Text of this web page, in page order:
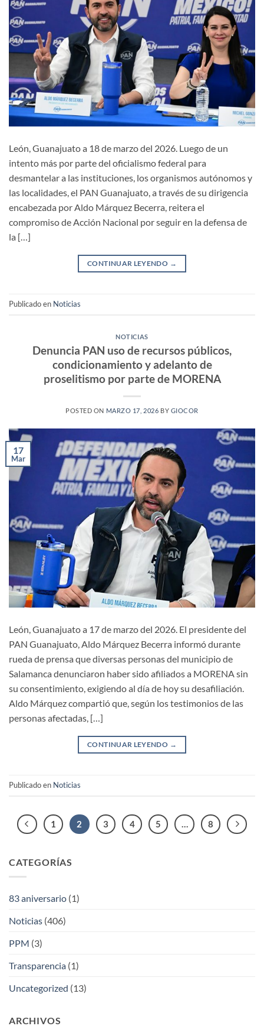
León, Guanajuato a 18 de marzo del 2026. Luego de un
intento más por parte del oficialismo federal para
desmantelar a las instituciones, los organismos autónomos y
las localidades, el PAN Guanajuato, a través de su dirigencia
encabezada por Aldo Márquez Becerra, reitera el
compromiso de Acción Nacional por seguir en la defensa de
la […]
CONTINUAR LEYENDO →
Publicado en Noticias
NOTICIAS
Denuncia PAN uso de recursos públicos,
condicionamiento y adelanto de
proselitismo por parte de MORENA
POSTED ON MARZO 17, 2026 BY GIOCOR
17
Mar
León, Guanajuato a 17 de marzo del 2026. El presidente del
PAN Guanajuato, Aldo Márquez Becerra informó durante
rueda de prensa que diversas personas del municipio de
Salamanca denunciaron haber sido afiliados a MORENA sin
su consentimiento, exigiendo al día de hoy su desafiliación.
Aldo Márquez compartió que, según los testimonios de las
personas afectadas, […]
CONTINUAR LEYENDO →
Publicado en Noticias
1 2 3 4 5 … 8
CATEGORÍAS
83 aniversario (1)
Noticias (406)
PPM (3)
Transparencia (1)
Uncategorized (13)
ARCHIVOS